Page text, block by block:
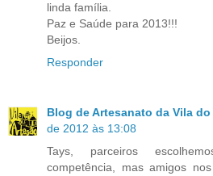
linda família.
Paz e Saúde para 2013!!!
Beijos.
Responder
Blog de Artesanato da Vila do
de 2012 às 13:08
Tays, parceiros
competência, mas amigos